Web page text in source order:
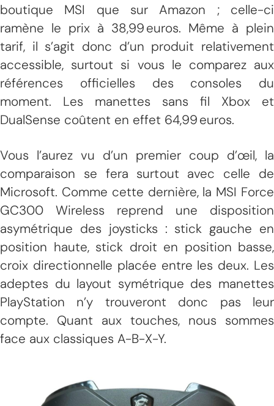
boutique MSI que sur Amazon ; celle-ci
ramène le prix à 38,99 euros. Même à plein
tarif, il s’agit donc d’un produit relativement
accessible, surtout si vous le comparez aux
références officielles des consoles du
moment. Les manettes sans fil Xbox et
DualSense coûtent en effet 64,99 euros.
Vous l’aurez vu d’un premier coup d’œil, la
comparaison se fera surtout avec celle de
Microsoft. Comme cette dernière, la MSI Force
GC300 Wireless reprend une disposition
asymétrique des joysticks : stick gauche en
position haute, stick droit en position basse,
croix directionnelle placée entre les deux. Les
adeptes du layout symétrique des manettes
PlayStation n’y trouveront donc pas leur
compte. Quant aux touches, nous sommes
face aux classiques A-B-X-Y.